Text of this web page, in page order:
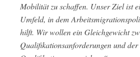
Mobilität zu schaffen. Unser Ziel ist
Umfeld, in dem
hilft. Wir wollen ein Gleichgewicht
Qualifikationsanforderungen und